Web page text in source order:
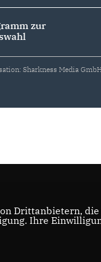
zur
Sharkness Media
Drittanbietern,
Ihre